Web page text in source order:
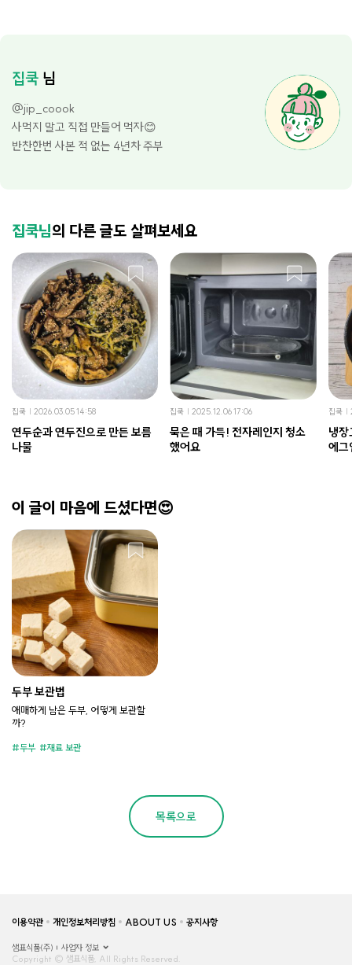
집쿡 님
@jip_coook
사먹지 말고 직접 만들어 먹자😊
반찬한번 사본 적 없는 4년차 주부
집쿡님의 다른 글도 살펴보세요
집쿡 2026.03.05 14:58
연두순과 연두진으로 만든 보름
나물
집쿡 2025.12.06 17:06
묵은 때 가득! 전자레인지 청소
했어요
집쿡
냉장
에그
이 글이 마음에 드셨다면😍
두부 보관법
애매하게 남은 두부, 어떻게 보관할
까?
두부 재료 보관
목록으로
이용약관 개인정보처리방침 ABOUT US 공지사항
샘표식품(주)
사업자 정보
Copyright © 샘표식품, All Rights Reserved.